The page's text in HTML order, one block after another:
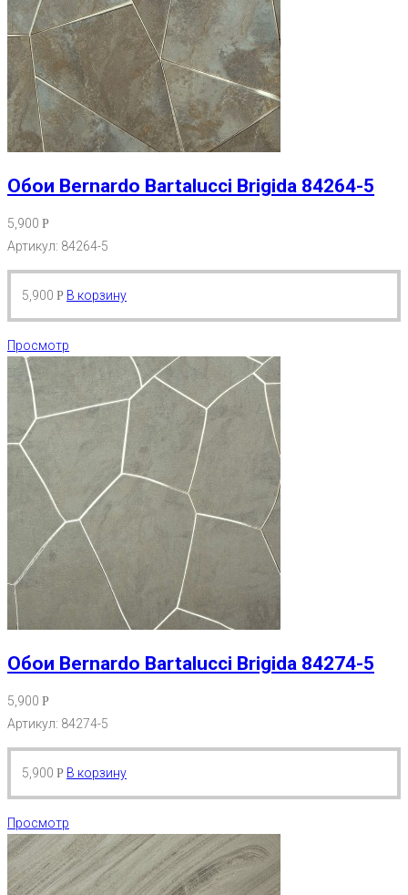
Обои Bernardo Bartalucci Brigida 84264-5
5,900 Р
Артикул: 84264-5
5,900 Р В корзину
Просмотр
Обои Bernardo Bartalucci Brigida 84274-5
5,900 Р
Артикул: 84274-5
5,900 Р В корзину
Просмотр